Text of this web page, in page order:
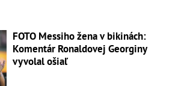
FOTO Messiho žena v bikinách:
Komentár Ronaldovej Georginy
vyvolal ošiaľ